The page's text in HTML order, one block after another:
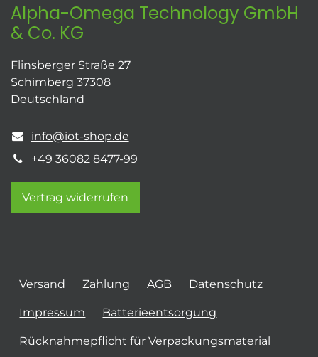
Alpha-Omega Technology GmbH
& Co. KG
Flinsberger Straße 27
Schimberg 37308
Deutschland
info@iot-shop.de
+49 36082 8477-99
Vertrag widerrufen
Versand Zahlung AGB Datenschutz
Impressum Batterieentsorgung
Rücknahmepflicht für Verpackungsmaterial